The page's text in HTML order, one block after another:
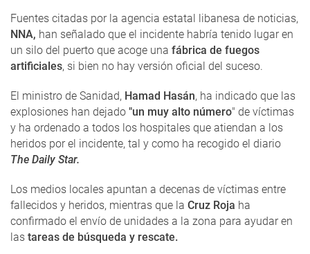
Fuentes citadas por la agencia estatal libanesa de noticias,
NNA, han señalado que el incidente habría tenido lugar en
un silo del puerto que acoge una fábrica de fuegos
artificiales, si bien no hay versión oficial del suceso.
El ministro de Sanidad, Hamad Hasán, ha indicado que las
explosiones han dejado "un muy alto número" de víctimas
y ha ordenado a todos los hospitales que atiendan a los
heridos por el incidente, tal y como ha recogido el diario
The Daily Star.
Los medios locales apuntan a decenas de víctimas entre
fallecidos y heridos, mientras que la Cruz Roja ha
confirmado el envío de unidades a la zona para ayudar en
las tareas de búsqueda y rescate.